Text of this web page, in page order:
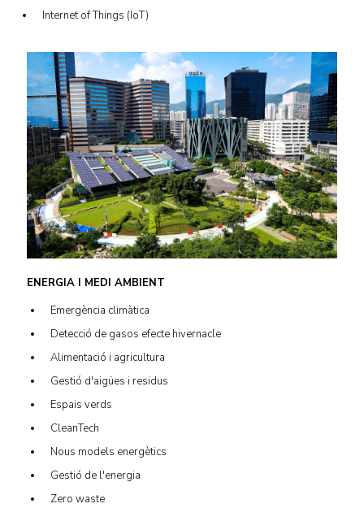
Internet of Things (IoT)
ENERGIA I MEDI AMBIENT
Emergència climàtica
Detecció de gasos efecte hivernacle
Alimentació i agricultura
Gestió d'aigües i residus
Espais verds
CleanTech
Nous models energètics
Gestió de l'energia
Zero waste